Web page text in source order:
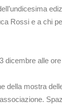
Rossi e a chi
dicembre alle
della mostra